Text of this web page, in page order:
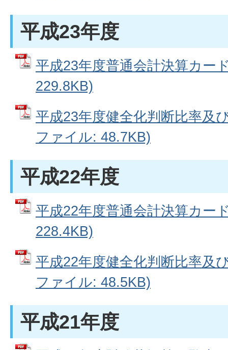
平成23年度
平成23年度普通会計決算カー
229.8KB)
平成23年度健全化判断比率及
ファイル: 48.7KB)
平成22年度
平成22年度普通会計決算カー
228.4KB)
平成22年度健全化判断比率及
ファイル: 48.5KB)
平成21年度